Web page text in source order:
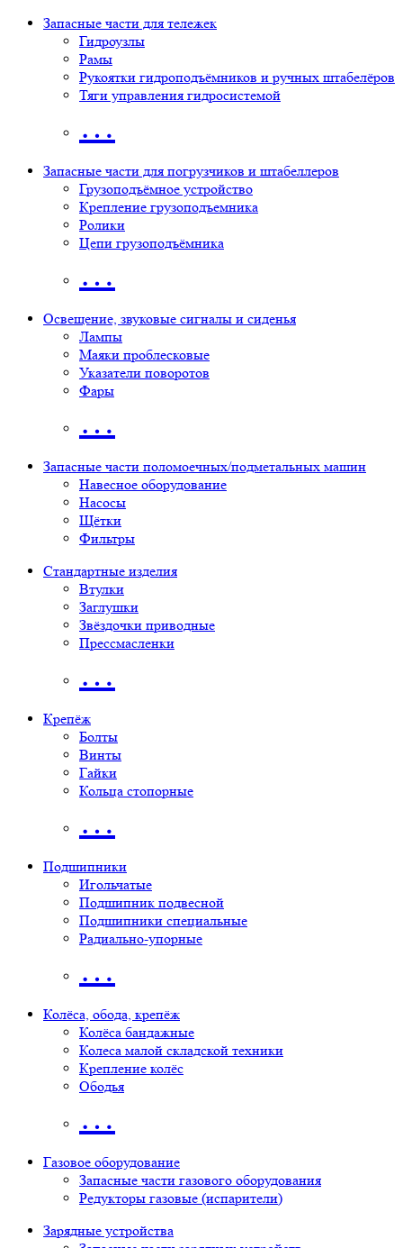
Запасные части для тележек
Гидроузлы
Рамы
Рукоятки гидроподъёмников и ручных штабелёров
Тяги управления гидросистемой
…
Запасные части для погрузчиков и штабеллеров
Грузоподъёмное устройство
Крепление грузоподъемника
Ролики
Цепи грузоподъёмника
…
Освещение, звуковые сигналы и сиденья
Лампы
Маяки проблесковые
Указатели поворотов
Фары
…
Запасные части поломоечных/подметальных машин
Навесное оборудование
Насосы
Щётки
Фильтры
Стандартные изделия
Втулки
Заглушки
Звёздочки приводные
Прессмасленки
…
Крепёж
Болты
Винты
Гайки
Кольца стопорные
…
Подшипники
Игольчатые
Подшипник подвесной
Подшипники специальные
Радиально-упорные
…
Колёса, обода, крепёж
Колёса бандажные
Колеса малой складской техники
Крепление колёс
Ободья
…
Газовое оборудование
Запасные части газового оборудования
Редукторы газовые (испарители)
Зарядные устройства